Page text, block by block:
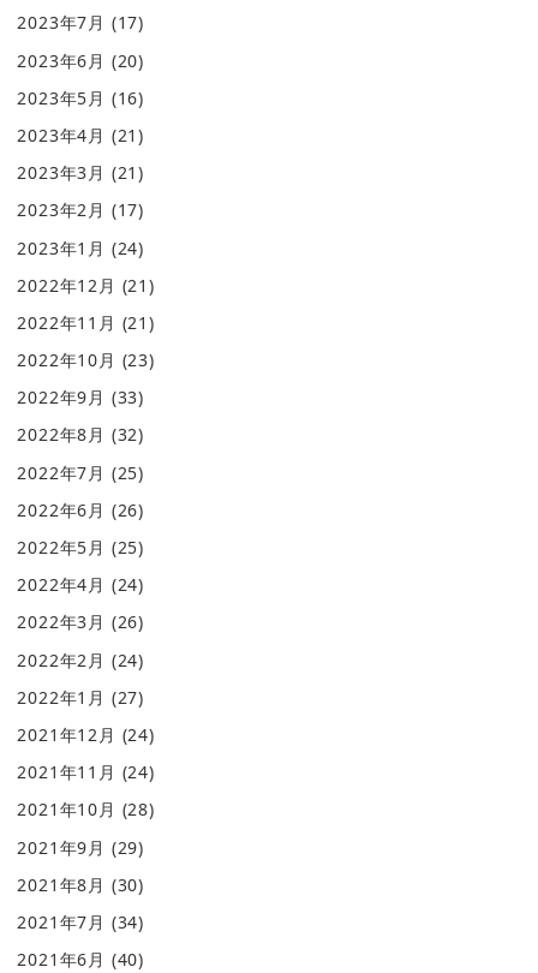
2023年7月 (17)
2023年6月 (20)
2023年5月 (16)
2023年4月 (21)
2023年3月 (21)
2023年2月 (17)
2023年1月 (24)
2022年12月 (21)
2022年11月 (21)
2022年10月 (23)
2022年9月 (33)
2022年8月 (32)
2022年7月 (25)
2022年6月 (26)
2022年5月 (25)
2022年4月 (24)
2022年3月 (26)
2022年2月 (24)
2022年1月 (27)
2021年12月 (24)
2021年11月 (24)
2021年10月 (28)
2021年9月 (29)
2021年8月 (30)
2021年7月 (34)
2021年6月 (40)